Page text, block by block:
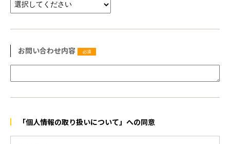
お問い合わせ内容 必須
「個人情報の取り扱いについて」への同意